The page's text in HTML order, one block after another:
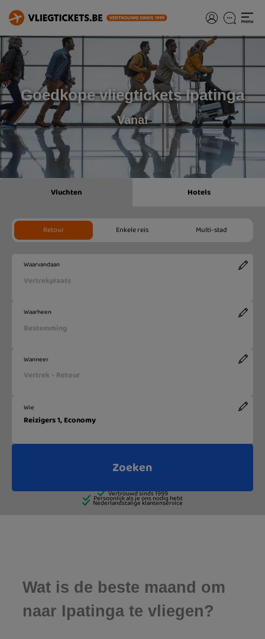
Goedkope vliegtickets Ipatinga
Vanaf
Wat is de beste maand om
naar Ipatinga te vliegen?